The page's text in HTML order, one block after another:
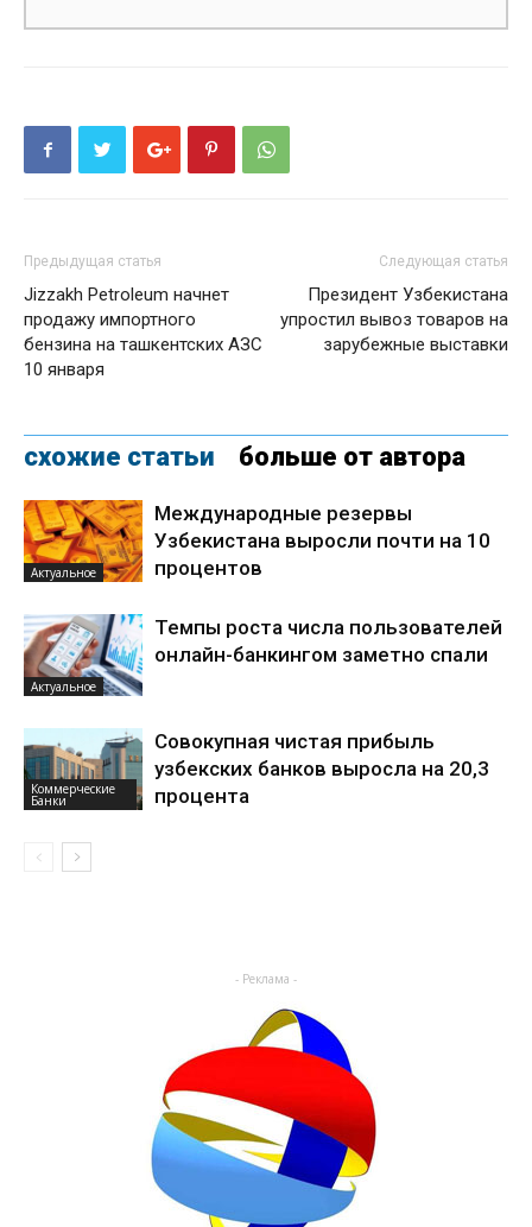
Предыдущая статья
Jizzakh Petroleum начнет
продажу импортного
бензина на ташкентских АЗС
10 января
Следующая статья
Президент Узбекистана
упростил вывоз товаров на
зарубежные выставки
схожие статьи больше от автора
Актуальное
Международные резервы
Узбекистана выросли почти на 10
процентов
Актуальное
Темпы роста числа пользователей
онлайн-банкингом заметно спали
Коммерческие
Банки
Совокупная чистая прибыль
узбекских банков выросла на 20,3
процента
- Реклама -